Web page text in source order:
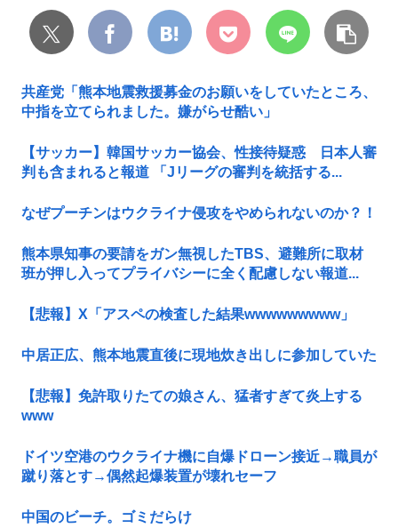
共産党「熊本地震救援募金のお願いをしていたところ、
中指を立てられました。嫌がらせ酷い」
【サッカー】韓国サッカー協会、性接待疑惑 日本人審
判も含まれると報道 「Jリーグの審判を統括する...
なぜプーチンはウクライナ侵攻をやめられないのか？！
熊本県知事の要請をガン無視したTBS、避難所に取材
班が押し入ってプライバシーに全く配慮しない報道...
【悲報】X「アスペの検査した結果wwwwwwwww」
中居正広、熊本地震直後に現地炊き出しに参加していた
【悲報】免許取りたての娘さん、猛者すぎて炎上する
www
ドイツ空港のウクライナ機に自爆ドローン接近→職員が
蹴り落とす→偶然起爆装置が壊れセーフ
中国のビーチ。ゴミだらけ